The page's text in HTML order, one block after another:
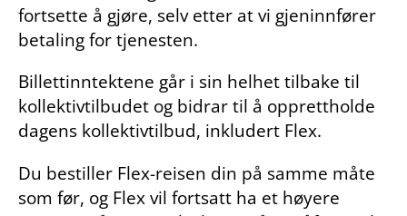
fortsette å gjøre, selv etter at vi gjeninnfører
betaling for tjenesten.
Billettinntektene går i sin helhet tilbake til
kollektivtilbudet og bidrar til å opprettholde
dagens kollektivtilbud, inkludert Flex.
Du bestiller Flex-reisen din på samme måte
som før, og Flex vil fortsatt ha et høyere